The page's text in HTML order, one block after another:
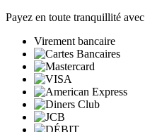
Payez en toute tranquillité avec
Virement bancaire